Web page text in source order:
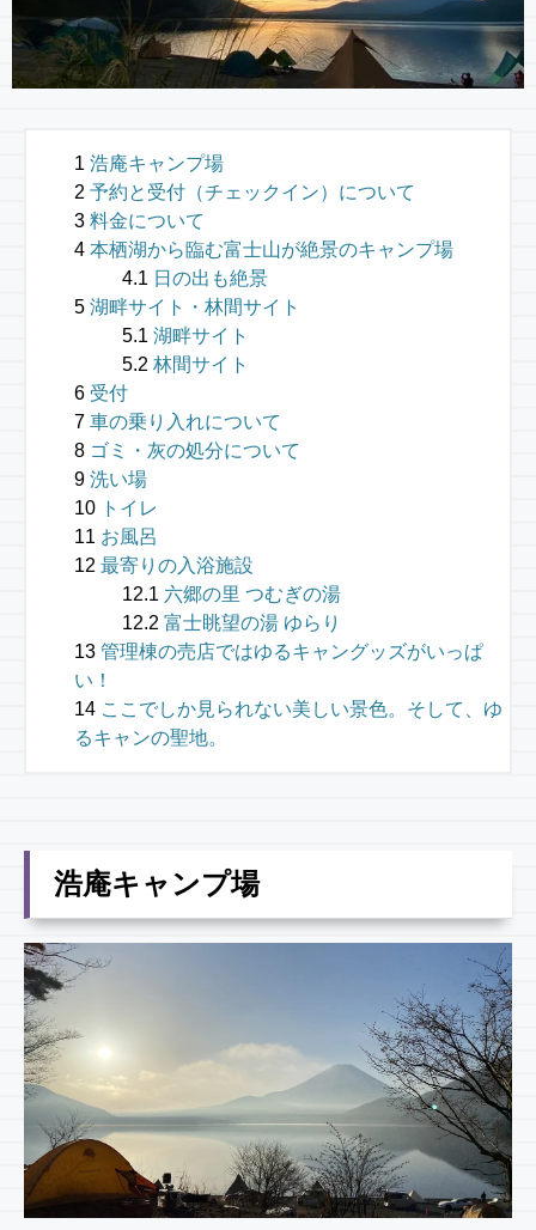
浩庵キャンプ場
予約と受付（チェックイン）について
料金について
本栖湖から臨む富士山が絶景のキャンプ場
日の出も絶景
湖畔サイト・林間サイト
湖畔サイト
林間サイト
受付
車の乗り入れについて
ゴミ・灰の処分について
洗い場
トイレ
お風呂
最寄りの入浴施設
六郷の里 つむぎの湯
富士眺望の湯 ゆらり
管理棟の売店ではゆるキャングッズがいっぱ
い！
ここでしか見られない美しい景色。そして、ゆ
るキャンの聖地。
浩庵キャンプ場